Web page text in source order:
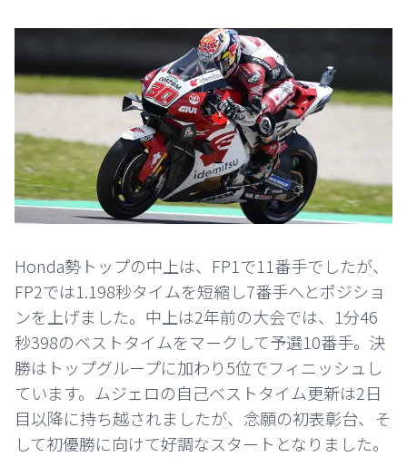
Honda勢トップの中上は、FP1で11番手でしたが、
FP2では1.198秒タイムを短縮し7番手へとポジショ
ンを上げました。中上は2年前の大会では、1分46
秒398のベストタイムをマークして予選10番手。決
勝はトップグループに加わり5位でフィニッシュし
ています。ムジェロの自己ベストタイム更新は2日
目以降に持ち越されましたが、念願の初表彰台、そ
して初優勝に向けて好調なスタートとなりました。